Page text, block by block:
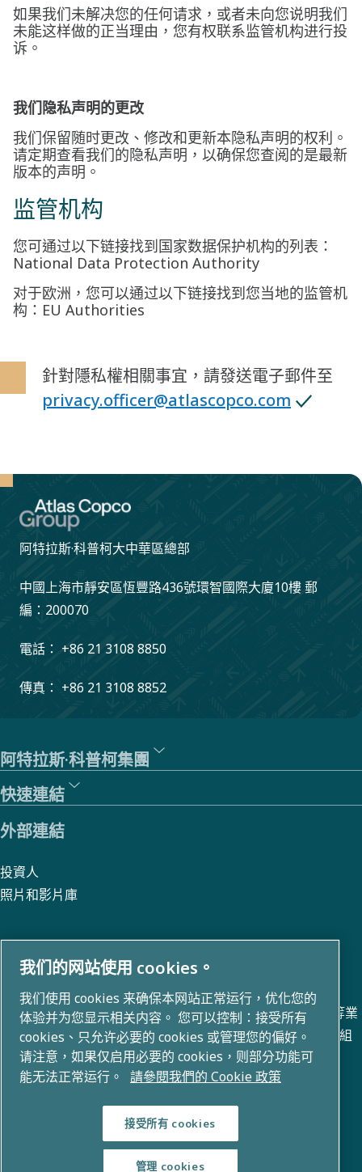
如果我们未解决您的任何请求，或者未向您说明我们
未能这样做的正当理由，您有权联系监管机构进行投
诉。
我们隐私声明的更改
我们保留随时更改、修改和更新本隐私声明的权利。
请定期查看我们的隐私声明，以确保您查阅的是最新
版本的声明。
监管机构
您可通过以下链接找到国家数据保护机构的列表：
National Data Protection Authority
对于欧洲，您可以通过以下链接找到您当地的监管机
构： EU Authorities
針對隱私權相關事宜，請發送電子郵件至
privacy.officer@atlascopco.com
阿特拉斯·科普柯大中華區總部
中國上海市靜安區恆豐路436號環智國際大廈10樓 郵
編：200070
電話： +86 21 3108 8850
傳真： +86 21 3108 8852
阿特拉斯·科普柯集團
快速連結
外部連結
投資人
照片和影片庫
關於我們
阿特拉斯 · 科普柯集團在空氣壓縮、真空、工業和電力技術等業
務領域開發創新解決方案。我們擁有 80+ 個品牌的全球產品組
合，能夠實現改變未來的技術。
我们的网站使用 cookies。
我们使用 cookies 来确保本网站正常运行，优化您的
体验并为您显示相关内容。 您可以控制：接受所有
cookies、只允许必要的 cookies 或管理您的偏好。
请注意，如果仅启用必要的 cookies，则部分功能可
能无法正常运行。
請參閱我們的 Cookie 政策
接受所有 cookies
管理 cookies